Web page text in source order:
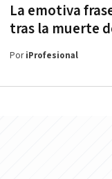
La emotiva
tras la muerte
PoriProfesional